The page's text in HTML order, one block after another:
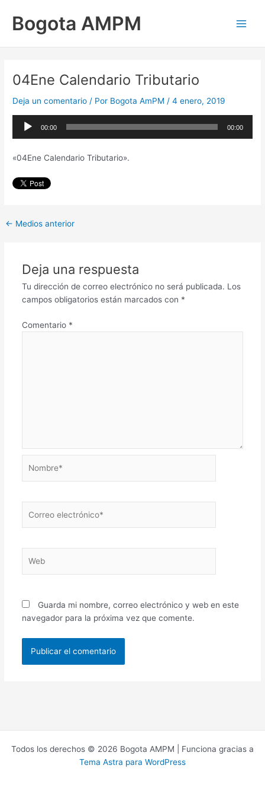
contenido
Bogota AMPM
04Ene Calendario Tributario
Deja un comentario / Por Bogota AmPM /4 enero, 2019
Reproductor
00:00 00:00
«04Ene Calendario Tributario».
← Medios anterior
Deja una respuesta
Tu dirección de correo electrónico no será publicada. Los
campos obligatorios están marcados con *
Comentario *
electrónico*
Guarda mi nombre, correo electrónico y web en este
navegador para la próxima vez que comente.
Todos los derechos © 2026 Bogota AMPM | Funciona gracias a
Tema Astra para WordPress